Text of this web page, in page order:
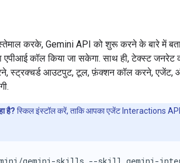
करके, Gemini API को शुरू करने के बारे में
कॉल किया जा सकेगा. साथ ही, टेक्स्ट जनरेट
स्ट्रक्चर्ड आउटपुट, टूल, फ़ंक्शन कॉल करने, एजेंट,
है? स्किल इंस्टॉल करें, ताकि आपका एजेंट Interactions